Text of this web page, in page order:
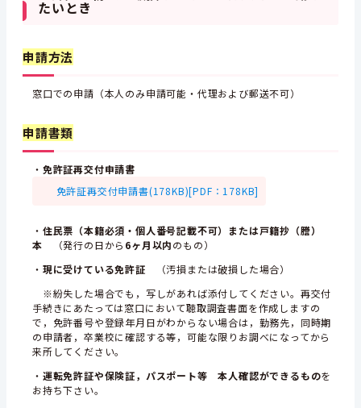
たいとき
申請方法
窓口での申請（本人のみ申請可能・代理および郵送不可）
申請書類
・ 免許証再交付申請書
免許証再交付申請書(178KB)[PDF：178KB]
・ 住民票（本籍必須・個人番号記載不可）または戸籍抄（謄）
本
（発行の日から 6ヶ月以内のもの）
・ 現に受けている免許証
（汚損または破損した場合）
※紛失した場合でも，写しがあれば添付してください。再交付
手続きにあたっては窓口において聴取調査書面を作成しますの
で，免許番号や登録年月日がわからない場合は，勤務先，同時期
の申請者，卒業校に確認する等，可能な限りお調べになってから
来所してください。
・ 運転免許証や保険証，パスポート等 本人確認ができるものを
お持ち下さい。